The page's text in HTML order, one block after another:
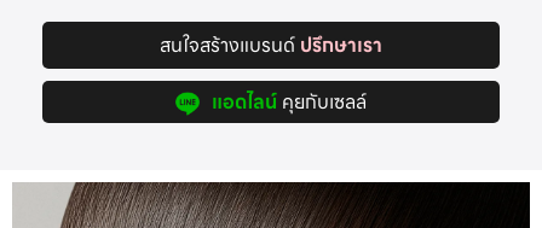
สนใจสร้างแบรนด์ ปรึกษาเรา
แอดไลน์ คุยกับเซลล์